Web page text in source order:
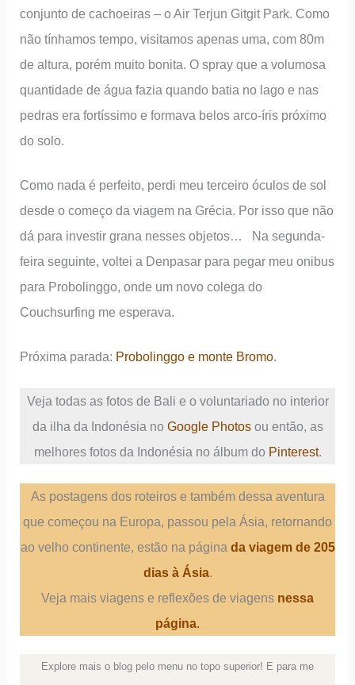
conjunto de cachoeiras – o Air Terjun Gitgit Park. Como
não tínhamos tempo, visitamos apenas uma, com 80m
de altura, porém muito bonita. O spray que a volumosa
quantidade de água fazia quando batia no lago e nas
pedras era fortíssimo e formava belos arco-íris próximo
do solo.
Como nada é perfeito, perdi meu terceiro óculos de sol
desde o começo da viagem na Grécia. Por isso que não
dá para investir grana nesses objetos… Na segunda-
feira seguinte, voltei a Denpasar para pegar meu onibus
para Probolinggo, onde um novo colega do
Couchsurfing me esperava.
Próxima parada: Probolinggo e monte Bromo.
Veja todas as fotos de Bali e o voluntariado no interior
da ilha da Indonésia no Google Photosou então, as
melhores fotos da Indonésia no álbum do Pinterest.
As postagens dos roteiros e também dessa aventura
que começou na Europa, passou pela Ásia, retornando
ao velho continente, estão na página da viagem de 205
dias à Ásia.
Veja mais viagens e reflexões de viagens nessa
página.
Explore mais o blog pelo menu no topo superior! E para me